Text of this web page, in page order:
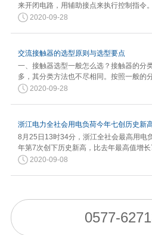
来开闭电路，用辅助接点来执行控制指令
2020-09-28
交流接触器的选型原则与选型要点
一、接触器选型一般怎么选？接触器的分
多，其分类方法也不尽相同。按照一般的
2020-09-28
8月25日13时34分，浙江全社会最高用电
年第7次创下历史新高，比去年最高值增
2020-09-08
0577-